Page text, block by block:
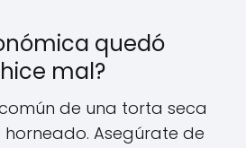
quedó
mal?
de una torta seca
horneado. Asegúrate de